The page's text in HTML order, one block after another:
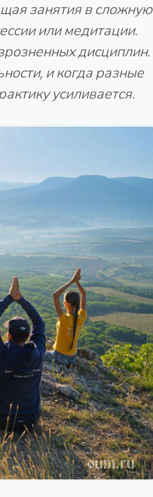
занятия в сложную
или медитации.
дисциплин.
и когда разные
усиливается.